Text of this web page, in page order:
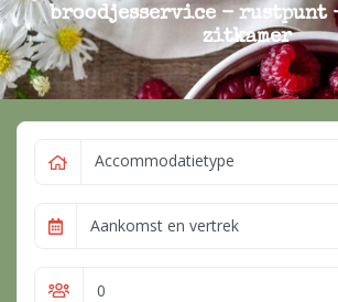
broodjesservice -
zitkamer
Accommodatietype
Aankomst en vertrek